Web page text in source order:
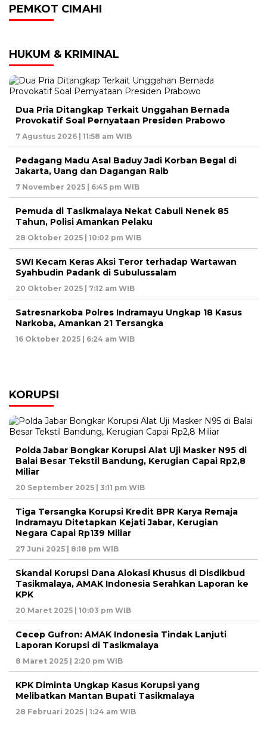
PEMKOT CIMAHI
HUKUM & KRIMINAL
Dua Pria Ditangkap Terkait Unggahan Bernada
Provokatif Soal Pernyataan Presiden Prabowo
7 Agustus 2026 | 11:58 am WIB
Pedagang Madu Asal Baduy Jadi Korban Begal di
Jakarta, Uang dan Dagangan Raib
7 November 2025 | 6:45 pm WIB
Pemuda di Tasikmalaya Nekat Cabuli Nenek 85
Tahun, Polisi Amankan Pelaku
28 Oktober 2025 | 10:02 pm WIB
SWI Kecam Keras Aksi Teror terhadap Wartawan
Syahbudin Padank di Subulussalam
20 Oktober 2025 | 7:12 am WIB
Satresnarkoba Polres Indramayu Ungkap 18 Kasus
Narkoba, Amankan 21 Tersangka
16 Oktober 2025 | 6:24 am WIB
KORUPSI
Polda Jabar Bongkar Korupsi Alat Uji Masker N95 di
Balai Besar Tekstil Bandung, Kerugian Capai Rp2,8
Miliar
20 September 2025 | 3:11 pm WIB
Tiga Tersangka Korupsi Kredit BPR Karya Remaja
Indramayu Ditetapkan Kejati Jabar, Kerugian
Negara Capai Rp139 Miliar
27 Juni 2025 | 8:18 pm WIB
Skandal Korupsi Dana Alokasi Khusus di Disdikbud
Tasikmalaya, AMAK Indonesia Serahkan Laporan ke
KPK
20 Maret 2025 | 10:03 pm WIB
Cecep Gufron: AMAK Indonesia Tindak Lanjuti
Laporan Korupsi di Tasikmalaya
8 Maret 2025 | 2:20 pm WIB
KPK Diminta Ungkap Kasus Korupsi yang
Melibatkan Mantan Bupati Tasikmalaya
28 Februari 2025 | 1:24 am WIB